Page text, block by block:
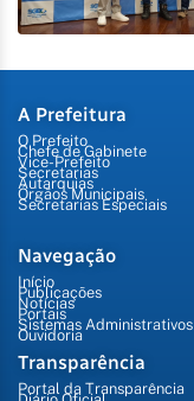
A Prefeitura
O Prefeito
Chefe de Gabinete
Vice-Prefeito
Secretarias
Autarquias
Órgãos Municipais
Secretarias Especiais
Navegação
Início
Publicações
Notícias
Portais
Sistemas Administrativos
Ouvidoria
Transparência
Portal da Transparência